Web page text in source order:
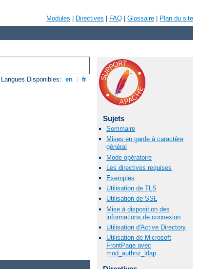
Modules Directives FAQ Glossaire Plan du site
Langues Disponibles: en fr
Sujets
Sommaire
Mises en garde à caractère
général
Mode opératoire
Les directives requises
Exemples
Utilisation de TLS
Utilisation de SSL
Mise à disposition des
informations de connexion
Utilisation d'Active Directory
Utilisation de Microsoft
FrontPage avec
mod_authnz_ldap